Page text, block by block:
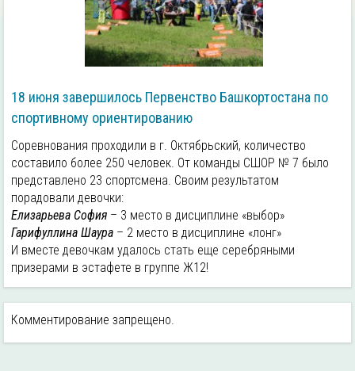
18 июня завершилось Первенство Башкортостана по
спортивному ориентированию
Соревнования проходили в г. Октябрьский, количество
составило более 250 человек. От команды СШОР № 7 было
представлено 23 спортсмена. Своим результатом
порадовали девочки:
Елизарьева София– 3 место в дисциплине «выбор»
Гарифуллина Шаура– 2 место в дисциплине «лонг»
И вместе девочкам удалось стать еще серебряными
призерами в эстафете в группе Ж12!
Комментирование запрещено.